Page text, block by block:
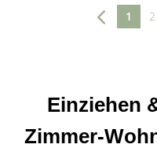
1 2
Einziehen
Zimmer-